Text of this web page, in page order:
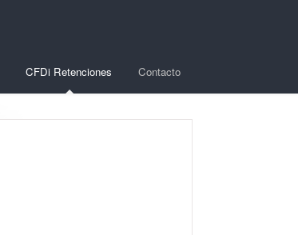
CFDi Retenciones Contacto